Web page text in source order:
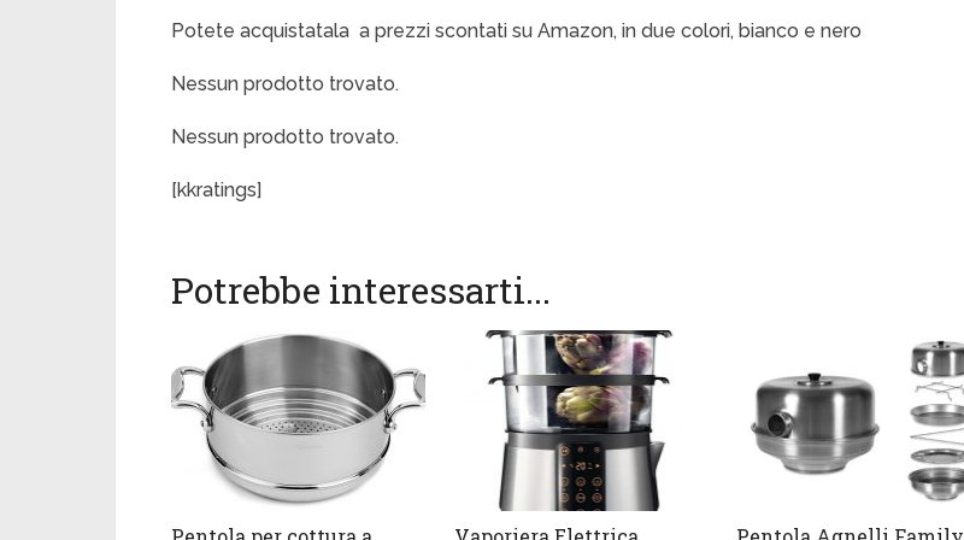
Potete acquistatala a prezzi scontati su Amazon, in due colori, bianco e nero
Nessun prodotto trovato.
Nessun prodotto trovato.
[kkratings]
Potrebbe interessarti...